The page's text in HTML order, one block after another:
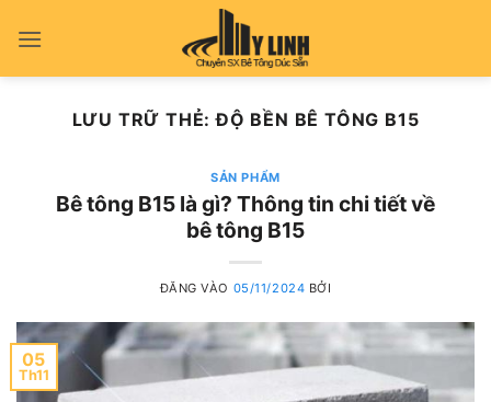
qua
LƯU TRỮ THẺ:ĐỘ BỀN BÊ TÔNG B15
SẢN PHẨM
Bê tông B15 là gì? Thông tin chi tiết về
bê tông B15
ĐĂNG VÀO 05/11/2024 BỞI
05
Th11